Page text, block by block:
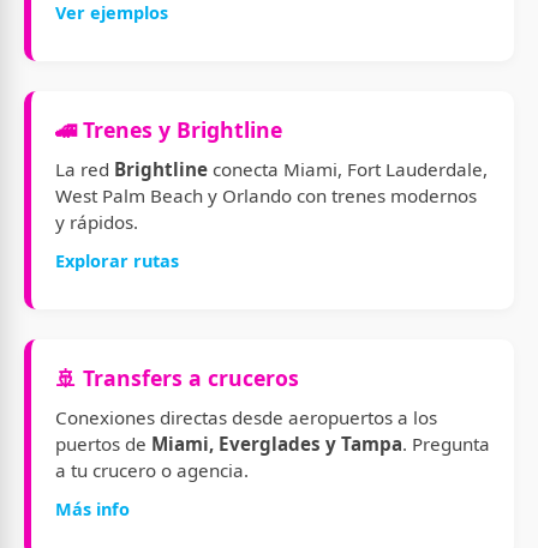
Ver ejemplos
🚄 Trenes y Brightline
La red Brightline conecta Miami, Fort Lauderdale,
West Palm Beach y Orlando con trenes modernos
y rápidos.
Explorar rutas
🚢 Transfers a cruceros
Conexiones directas desde aeropuertos a los
puertos de Miami, Everglades y Tampa. Pregunta
a tu crucero o agencia.
Más info